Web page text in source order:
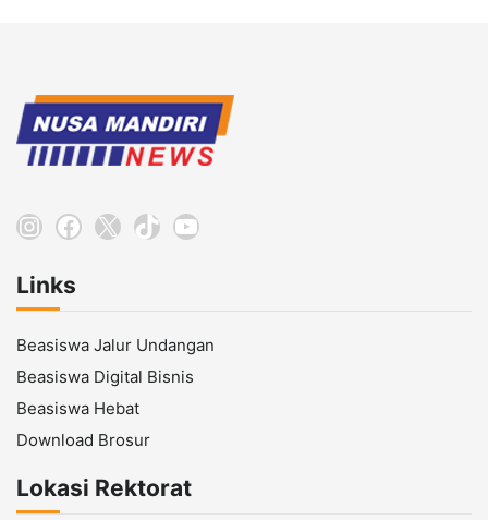
Instagram
Facebook
X TikTokYouTube
Links
Beasiswa Jalur Undangan
Beasiswa Digital Bisnis
Beasiswa Hebat
Download Brosur
Lokasi Rektorat